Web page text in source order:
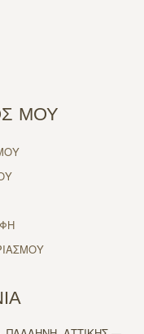
ΜΟΥ